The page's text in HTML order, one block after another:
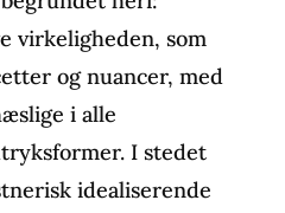
virkeligheden, som
og nuancer, med
i alle
I stedet
idealiserende